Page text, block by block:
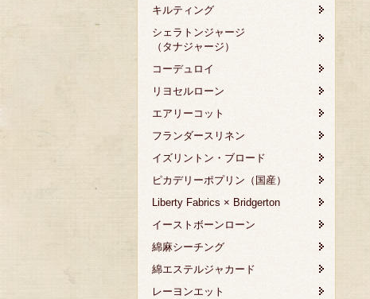
キルティング
シェラトンジャージ
（タナジャージ）
コーデュロイ
リヨセルローン
エアリーコット
フランダースリネン
イズリントン・ブロード
ピカデリーポプリン（国産）
Liberty Fabrics × Bridgerton
イーストボーンローン
綿麻シーチング
綿エステルジャカード
レーヨンエット